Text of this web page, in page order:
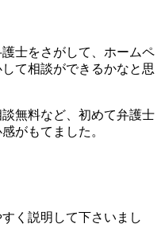
士をさがして、ホームペ
て相談ができるかなと思
無料など、初めて弁護士
がもてました。
く説明して下さいまし